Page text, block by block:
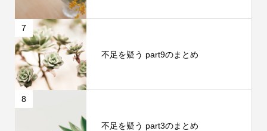
7
不足を疑う part9のまとめ
8
不足を疑う part3のまとめ